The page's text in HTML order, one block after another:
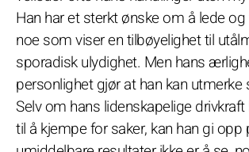
Han har et sterkt ønske om å lede og
noe som viser en tilbøyelighet til
sporadisk ulydighet. Men hans
personlighet gjør at han kan utmerke
Selv om hans lidenskapelige
til å kjempe for saker, kan han gi opp